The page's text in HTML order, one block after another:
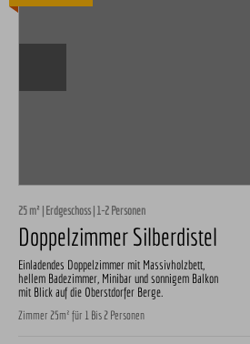
25 m² | Erdgeschoss | 1-2 Personen
Doppelzimmer Silberdistel
Einladendes Doppelzimmer mit Massivholzbett,
hellem Badezimmer, Minibar und sonnigem Balkon
mit Blick auf die Oberstdorfer Berge.
Zimmer 25m² für 1 Bis 2 Personen